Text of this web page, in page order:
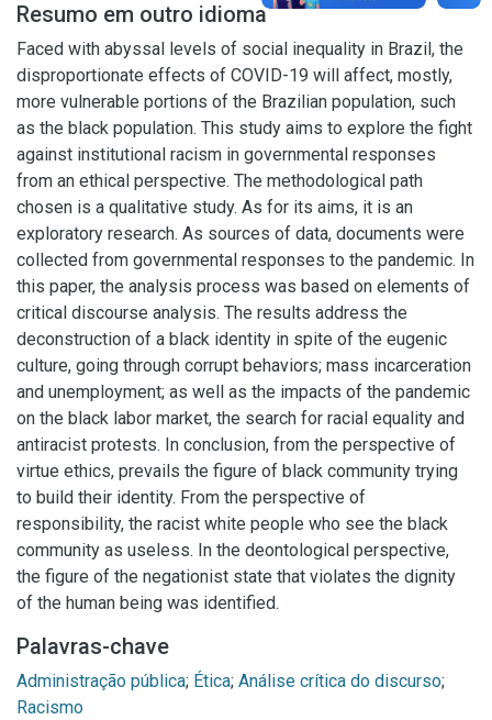
Resumo em outro idioma
Faced with abyssal levels of social inequality in Brazil, the
disproportionate effects of COVID-19 will affect, mostly,
more vulnerable portions of the Brazilian population, such
as the black population. This study aims to explore the fight
against institutional racism in governmental responses
from an ethical perspective. The methodological path
chosen is a qualitative study. As for its aims, it is an
exploratory research. As sources of data, documents were
collected from governmental responses to the pandemic. In
this paper, the analysis process was based on elements of
critical discourse analysis. The results address the
deconstruction of a black identity in spite of the eugenic
culture, going through corrupt behaviors; mass incarceration
and unemployment; as well as the impacts of the pandemic
on the black labor market, the search for racial equality and
antiracist protests. In conclusion, from the perspective of
virtue ethics, prevails the figure of black community trying
to build their identity. From the perspective of
responsibility, the racist white people who see the black
community as useless. In the deontological perspective,
the figure of the negationist state that violates the dignity
of the human being was identified.
Palavras-chave
Administração pública; Ética; Análise crítica do discurso;
Racismo